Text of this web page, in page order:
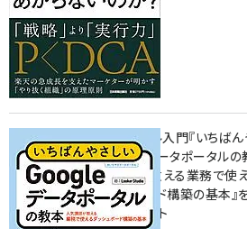
無料BIツール入門『いちばん
いGoogleデータポータルの
人気講師が教える業務で使
ダッシュボード構築の基本』
様にプレゼント